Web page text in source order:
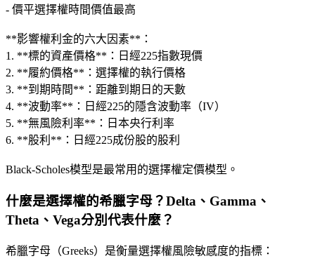
- 價平選擇權時間價值最高
**影響權利金的六大因素**：
1. **標的資產價格**：日經225指數現價
2. **履約價格**：選擇權的執行價格
3. **到期時間**：距離到期日的天數
4. **波動率**：日經225的隱含波動率（IV）
5. **無風險利率**：日本央行利率
6. **股利**：日經225成份股的股利
Black-Scholes模型是最常用的選擇權定價模型。
什麼是選擇權的希臘字母？Delta、Gamma、
Theta、Vega分別代表什麼？
希臘字母（Greeks）是衡量選擇權風險敏感度的指標：